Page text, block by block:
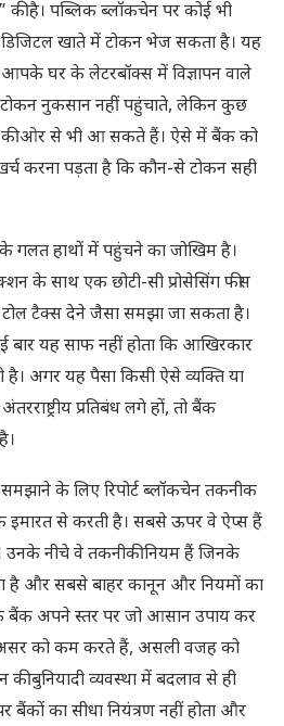
की है। पब्लिक ब्लॉकचेन पर कोई भी
खाते में टोकन भेज सकता है। यह
घर के लेटरबॉक्स में विज्ञापन वाले
टोकन नुकसान नहीं पहुंचाते, लेकिन कुछ
की ओर से भी आ सकते हैं। ऐसे में बैंक को
करना पड़ता है कि कौन-से टोकन सही
गलत हाथों में पहुंचने का जोखिम है।
के साथ एक छोटी-सी प्रोसेसिंग फीस
टैक्स देने जैसा समझा जा सकता है।
यह साफ नहीं होता कि आखिरकार
अगर यह पैसा किसी ऐसे व्यक्ति या
प्रतिबंध लगे हों, तो बैंक
के लिए रिपोर्ट ब्लॉकचेन तकनीक
इमारत से करती है। सबसे ऊपर वे ऐप्स हैं
उनके नीचे वे तकनीकी नियम हैं जिनके
है और सबसे बाहर कानून और नियमों का
बैंक अपने स्तर पर जो आसान उपाय कर
को कम करते हैं, असली वजह को
बुनियादी व्यवस्था में बदलाव से ही
का सीधा नियंत्रण नहीं होता और